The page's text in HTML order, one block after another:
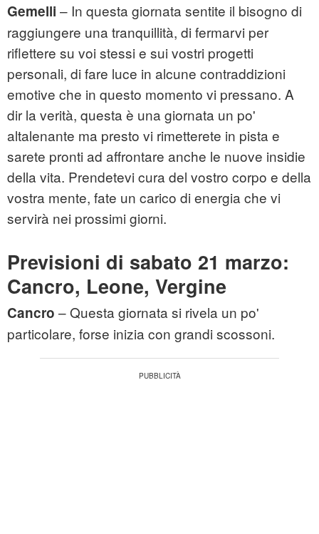
Gemelli – In questa giornata sentite il bisogno di
raggiungere una tranquillità, di fermarvi per
riflettere su voi stessi e sui vostri progetti
personali, di fare luce in alcune contraddizioni
emotive che in questo momento vi pressano. A
dir la verità, questa è una giornata un po'
altalenante ma presto vi rimetterete in pista e
sarete pronti ad affrontare anche le nuove insidie
della vita. Prendetevi cura del vostro corpo e della
vostra mente, fate un carico di energia che vi
servirà nei prossimi giorni.
Previsioni di sabato 21 marzo:
Cancro, Leone, Vergine
Cancro – Questa giornata si rivela un po'
particolare, forse inizia con grandi scossoni.